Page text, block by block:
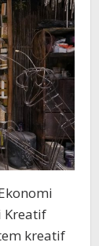
Kreatif
kreatif